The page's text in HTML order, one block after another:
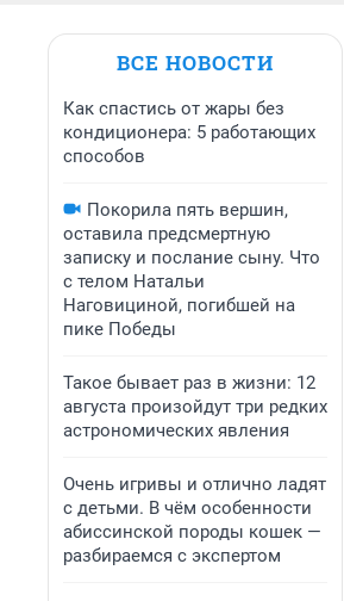
ВСЕ НОВОСТИ
Как спастись от жары без
кондиционера: 5 работающих
способов
Покорила пять вершин,
оставила предсмертную
записку и послание сыну. Что
с телом Натальи
Наговициной, погибшей на
пике Победы
Такое бывает раз в жизни: 12
августа произойдут три редких
астрономических явления
Очень игривы и отлично ладят
с детьми. В чём особенности
абиссинской породы кошек —
разбираемся с экспертом